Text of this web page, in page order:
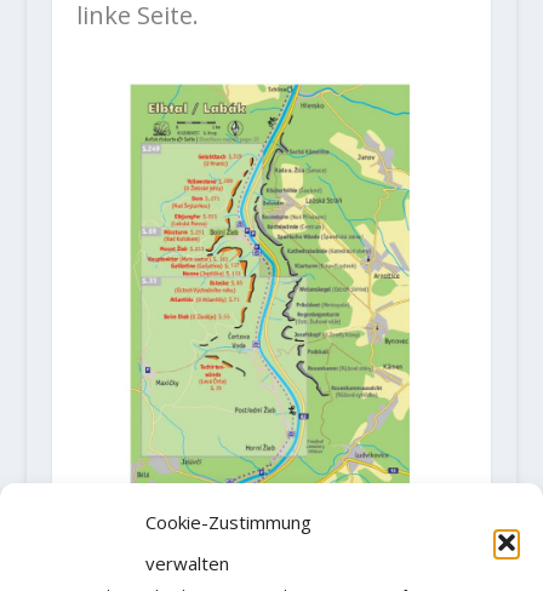
Cookie-Zustimmung
verwalten
linke Seite.
Bestellung über: